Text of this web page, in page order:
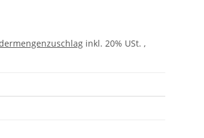
inkl. 20% USt. ,